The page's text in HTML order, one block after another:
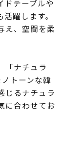
ドテーブルや
躍します。
え、空間を柔
「ナチュラ
トーンな韓
じるナチュラ
に合わせてお